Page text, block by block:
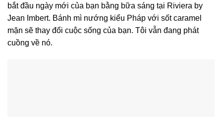
bắt đầu ngày mới của bạn bằng bữa sáng tại Riviera by
Jean Imbert. Bánh mì nướng kiểu Pháp với sốt caramel
mặn sẽ thay đổi cuộc sống của bạn. Tôi vẫn đang phát
cuồng về nó.